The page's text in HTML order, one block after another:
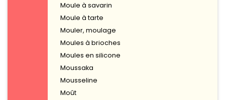
Moule à savarin
Moule à tarte
Mouler, moulage
Moules à brioches
Moules en silicone
Moussaka
Mousseline
Moût